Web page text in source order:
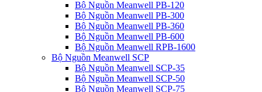
Bộ Nguồn Meanwell PB-120
Bộ Nguồn Meanwell PB-300
Bộ Nguồn Meanwell PB-360
Bộ Nguồn Meanwell PB-600
Bộ Nguồn Meanwell RPB-1600
Bộ Nguồn Meanwell SCP
Bộ Nguồn Meanwell SCP-35
Bộ Nguồn Meanwell SCP-50
Bộ Nguồn Meanwell SCP-75